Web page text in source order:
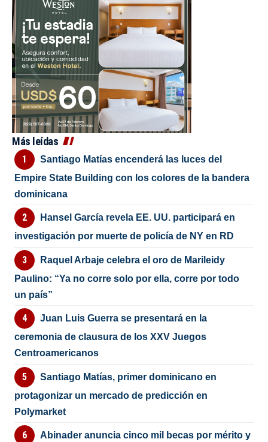
Más leídas
Santiago Matías encenderá las luces del
Empire State Building con los colores de la bandera
dominicana
Hansel García revela EE. UU. participará en
investigación por muerte de policía de NY en RD
Raquel Arbaje celebra el oro de Marileidy
Paulino: “Ya no corre solo por ella, corre por todo
un país”
Juan Luis Guerra se presentará en la
ceremonia de clausura de los XXV Juegos
Centroamericanos
Santiago Matías, primer dominicano en
protagonizar un mercado de predicción en
Polymarket
Abinader anuncia cinco mil becas por mérito y